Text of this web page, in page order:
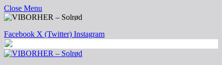
Close Menu
Facebook X (Twitter) Instagram